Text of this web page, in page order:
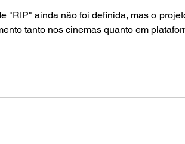
tanto nos cinemas quanto em